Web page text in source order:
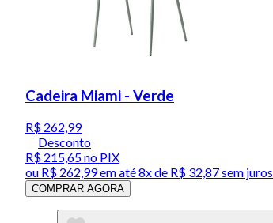
Cadeira Miami - Verde
R$ 262,99
Desconto
R$ 215,65no PIX
ou R$ 262,99em até8x de R$ 32,87 sem juros
COMPRAR AGORA